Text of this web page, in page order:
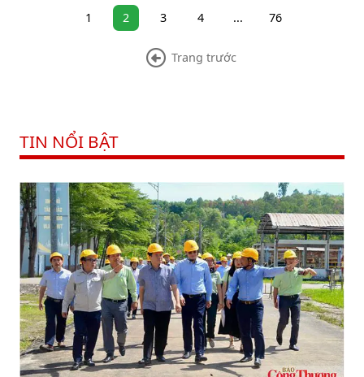
1 2 3 4 ... 76
Trang trước
TIN NỔI BẬT